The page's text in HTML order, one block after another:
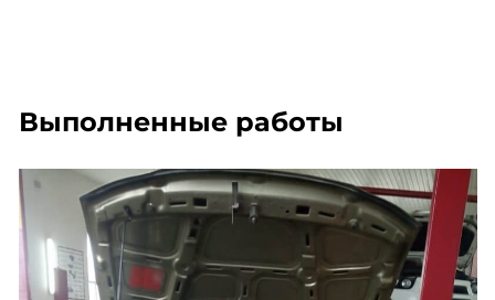
Выполненные работы